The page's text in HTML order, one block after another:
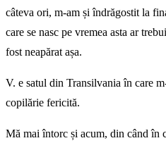
câteva ori, m-am și îndrăgostit la
care se nasc pe vremea asta ar
fost neapărat așa.
V. e satul din Transilvania în care
copilărie fericită.
Mă mai întorc și acum, din când în